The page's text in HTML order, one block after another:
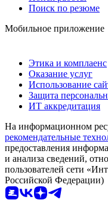
Поиск по резюме
Мобильное приложение
Этика и комплаенс
Оказание услуг
Использование
Защита
ИТ аккредитация
На информационном
рекомендательные
предоставления
и анализа сведений,
пользователей сети
Российской Федерации)